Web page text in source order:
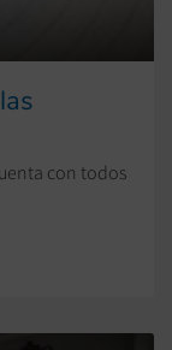
con todos